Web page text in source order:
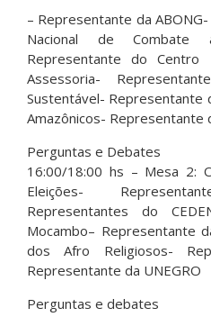
– Representante da
Nacional de Combate
Representante do
Assessoria-
Sustentável- Representante
Amazônicos- Representante
Perguntas e Debates
16:00/18:00 hs – Mesa 2:
Eleições-
Representantes do
Mocambo– Representante
dos Afro Religiosos-
Representante da UNEGRO
Perguntas e debates